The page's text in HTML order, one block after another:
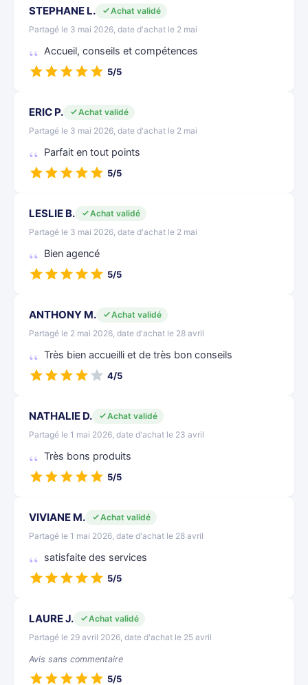
STEPHANE L.
Achat validé
Partagé le 3 mai 2026, date d'achat le 2 mai
Accueil, conseils et compétences
5/5
ERIC P.
Achat validé
Partagé le 3 mai 2026, date d'achat le 2 mai
Parfait en tout points
5/5
LESLIE B.
Achat validé
Partagé le 3 mai 2026, date d'achat le 2 mai
Bien agencé
5/5
ANTHONY M.
Achat validé
Partagé le 2 mai 2026, date d'achat le 28 avril
Très bien accueilli et de très bon conseils
4/5
NATHALIE D.
Achat validé
Partagé le 1 mai 2026, date d'achat le 23 avril
Très bons produits
5/5
VIVIANE M.
Achat validé
Partagé le 1 mai 2026, date d'achat le 28 avril
satisfaite des services
5/5
LAURE J.
Achat validé
Partagé le 29 avril 2026, date d'achat le 25 avril
Avis sans commentaire
5/5